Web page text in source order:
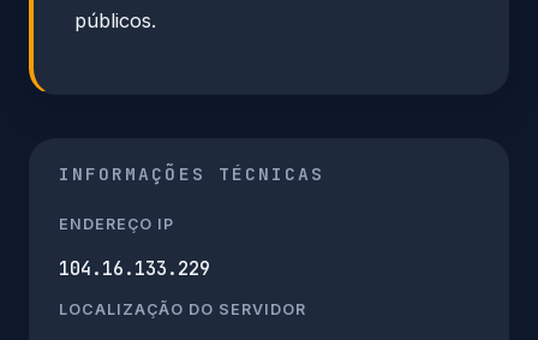
públicos.
INFORMAÇÕES TÉCNICAS
ENDEREÇO IP
104.16.133.229
LOCALIZAÇÃO DO SERVIDOR